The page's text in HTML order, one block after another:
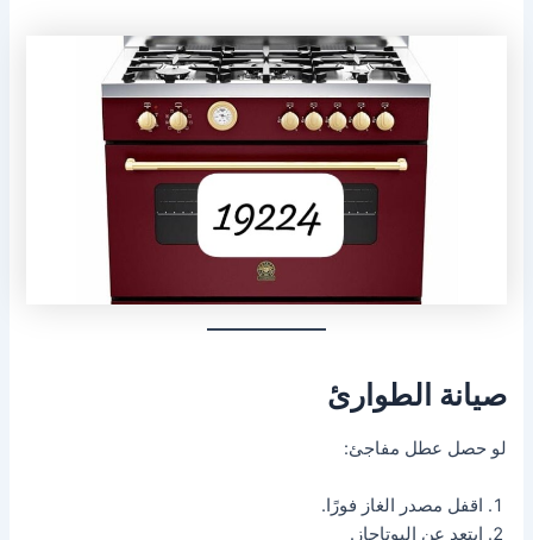
صيانة الطوارئ
لو حصل عطل مفاجئ:
اقفل مصدر الغاز فورًا.
ابتعد عن البوتاجاز.